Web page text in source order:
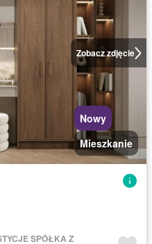
Zobacz zdjęcie
Nowy
Mieszkanie
SPÓŁKA Z